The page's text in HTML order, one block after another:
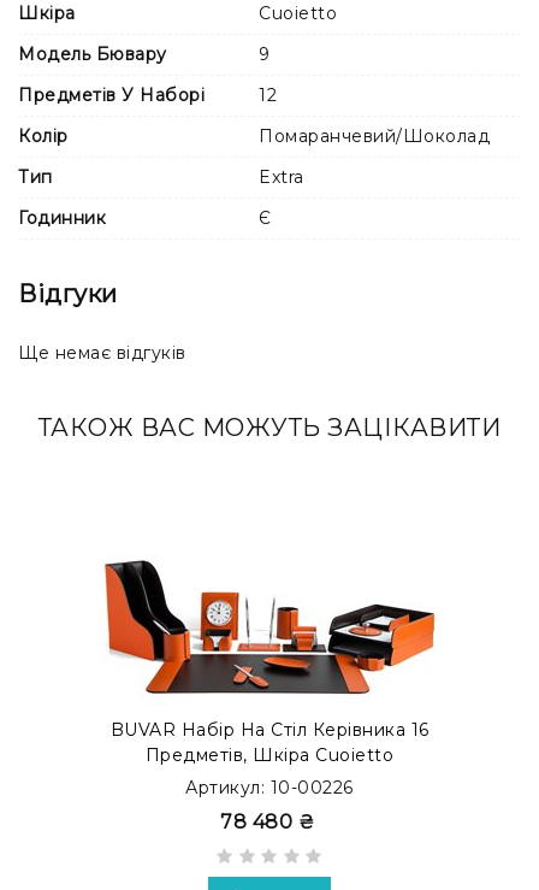
Шкіра
Cuoietto
Модель Бювару
9
Предметів У Наборі
12
Колір
Помаранчевий/Шоколад
Тип
Extra
Годинник
Є
Відгуки
Ще немає відгуків
ТАКОЖ ВАС МОЖУТЬ ЗАЦІКАВИТИ
BUVAR Набір На Стіл Керівника 16
Предметів, Шкіра Cuoietto
Артикул: 10-00226
78 480 ₴